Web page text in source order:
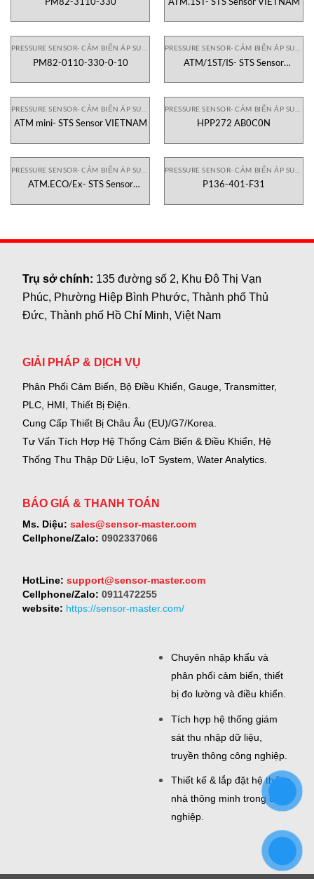
PM82-0110-330-0-10
ATM/1ST/IS- STS Sensor
ATM mini- STS Sensor VIETNAM HPP272 AB0C0N
ATM.ECO/Ex- STS Sensor
P136-401-F31
Trụ sở chính: 135 đường số 2, Khu Đô Thị Vạn
Phúc, Phường Hiệp Bình Phước, Thành phố Thủ
Đức, Thành phố Hồ Chí Minh, Việt Nam
GIẢI PHÁP & DỊCH VỤ
Phân Phối Cảm Biến, Bộ Điều Khiển, Gauge, Transmitter,
PLC, HMI, Thiết Bị Điện.
Cung Cấp Thiết Bị Châu Âu (EU)/G7/Korea.
Tư Vấn Tích Hợp Hệ Thống Cảm Biến & Điều Khiển, Hệ
Thống Thu Thập Dữ Liệu, IoT System, Water Analytics.
BÁO GIÁ & THANH TOÁN
Ms. Diệu: sales@sensor-master.com
Cellphone/Zalo: 0902337066
HotLine: support@sensor-master.com
Cellphone/Zalo: 0911472255
website: https://sensor-master.com/
Chuyên nhập khẩu và
phân phối cảm biến, thiết
bị đo lường và điều khiển.
Tích hợp hệ thống giám
sát thu nhập dữ liệu,
truyền thông công nghiệp.
Thiết kế & lắp đặt hệ thống
nhà thông minh trong công
nghiệp.